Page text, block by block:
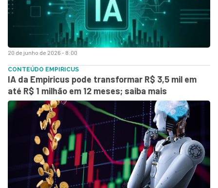
20 de junho de 2026 - 8:00
CONTEÚDO EMPIRICUS
IA da Empiricus pode transformar R$ 3,5 mil em
até R$ 1 milhão em 12 meses; saiba mais